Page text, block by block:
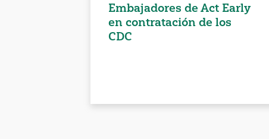
Embajadores de Act Early
en contratación de los
CDC